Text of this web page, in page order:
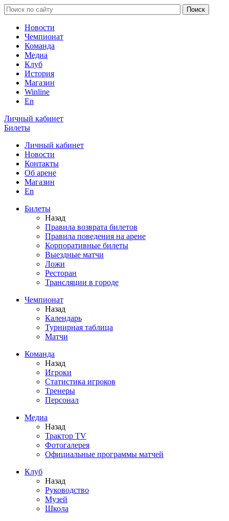
Новости
Чемпионат
Команда
Медиа
Клуб
История
Магазин
Winline
En
Личный кабинет
Билеты
Личный кабинет
Новости
Контакты
Об арене
Магазин
En
Билеты
Назад
Правила возврата билетов
Правила поведения на арене
Корпоративные билеты
Выездные матчи
Ложи
Ресторан
Трансляции в городе
Чемпионат
Назад
Календарь
Турнирная таблица
Матчи
Команда
Назад
Игроки
Статистика игроков
Тренеры
Персонал
Медиа
Назад
Трактор TV
Фотогалерея
Официальные программы матчей
Клуб
Назад
Руководство
Музей
Школа